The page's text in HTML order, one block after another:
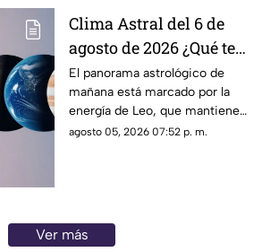
Clima Astral del 6 de
agosto de 2026 ¿Qué te
depara la energía del
día?
El panorama astrológico de
mañana está marcado por la
energía de Leo, que mantiene
el enfoque en la creatividad, la
agosto 05, 2026 07:52 p. m.
Ver más